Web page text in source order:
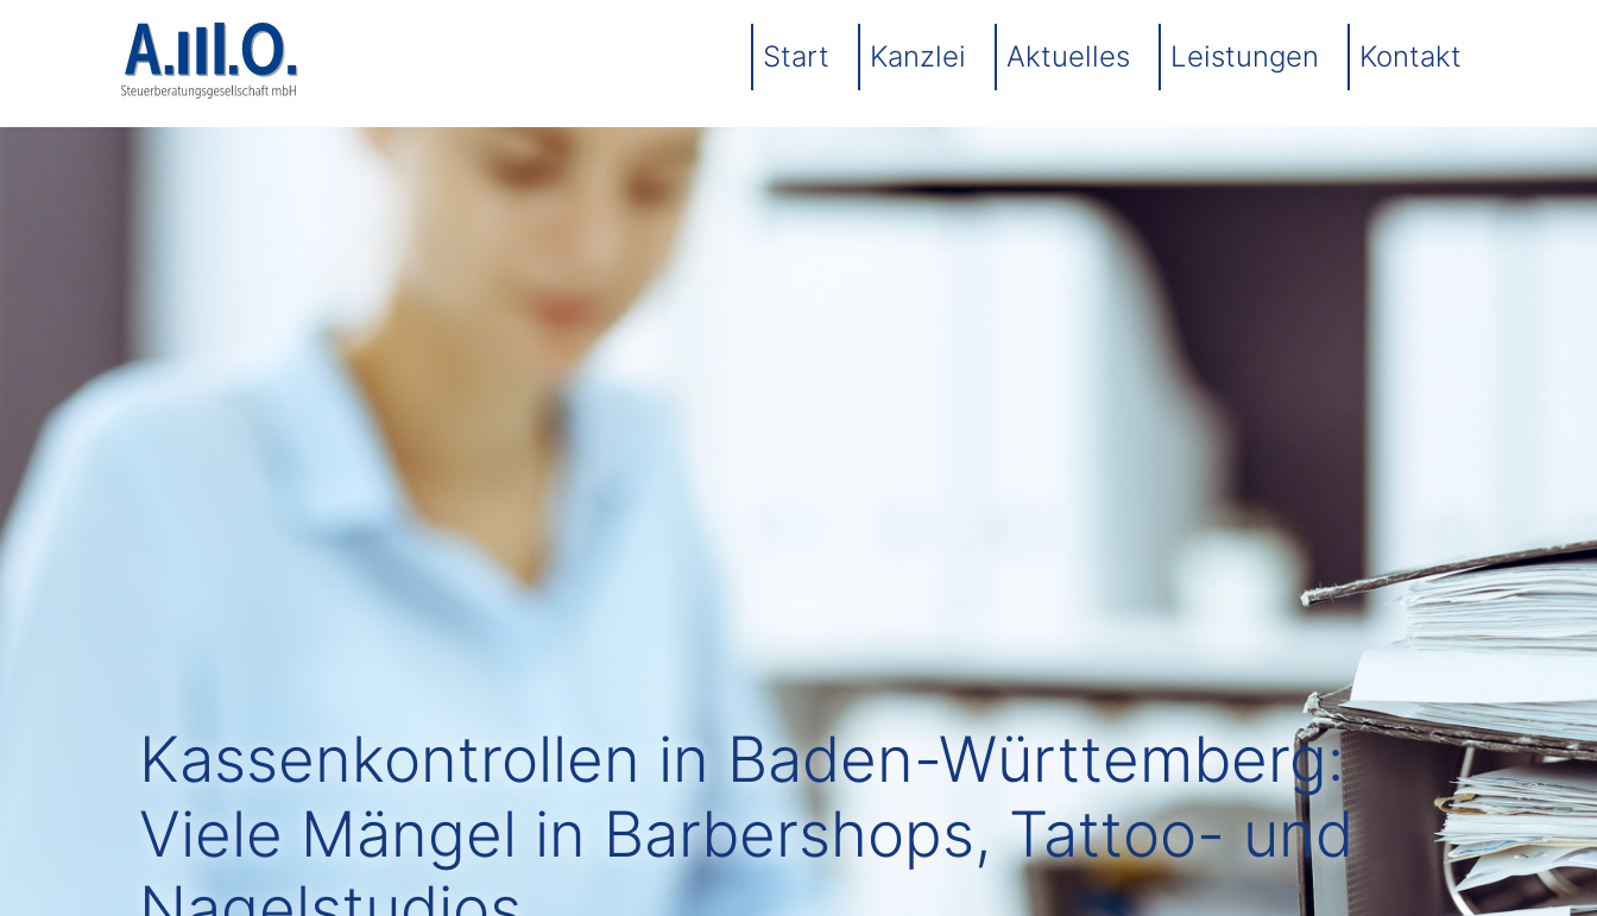
Start Kanzlei Aktuelles Leistungen Kontakt
Kassenkontrollen in Baden-Württemberg:
Viele Mängel in Barbershops, Tattoo- und